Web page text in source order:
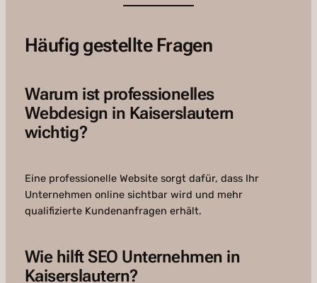
Häufig gestellte Fragen
Warum ist professionelles
Webdesign in Kaiserslautern
wichtig?
Eine professionelle Website sorgt dafür, dass Ihr
Unternehmen online sichtbar wird und mehr
qualifizierte Kundenanfragen erhält.
Wie hilft SEO Unternehmen in
Kaiserslautern?